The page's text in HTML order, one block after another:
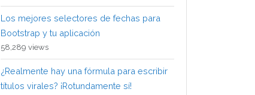
Los mejores selectores de fechas para
Bootstrap y tu aplicación
58,289 views
¿Realmente hay una fórmula para escribir
títulos virales? ¡Rotundamente sí!